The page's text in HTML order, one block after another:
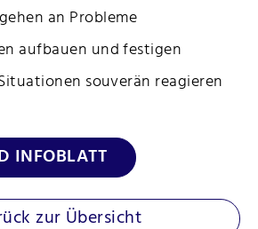
an Probleme
aufbauen und festigen
souverän reagieren
INFOBLATT
zur Übersicht